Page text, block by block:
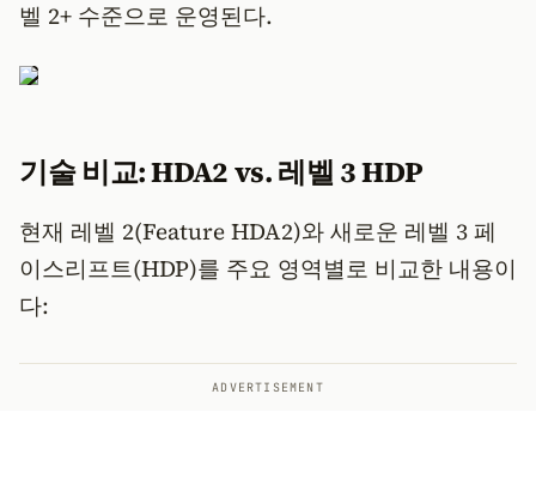
벨 2+ 수준으로 운영된다.
기술 비교: HDA2 vs. 레벨 3 HDP
현재 레벨 2(Feature HDA2)와 새로운 레벨 3 페
이스리프트(HDP)를 주요 영역별로 비교한 내용이
다:
ADVERTISEMENT